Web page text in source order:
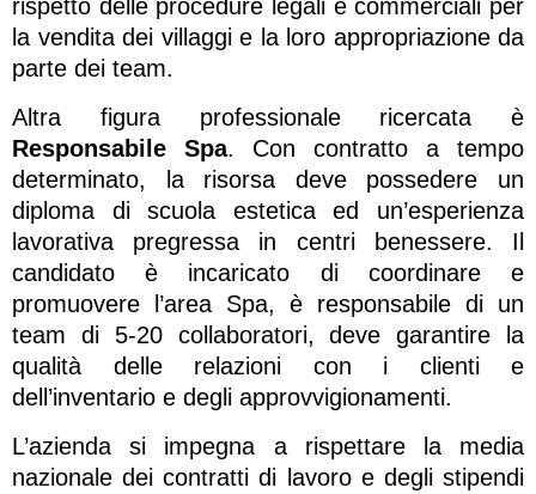
rispetto delle procedure legali e commerciali per
la vendita dei villaggi e la loro appropriazione da
parte dei team.
Altra figura professionale ricercata è
Responsabile Spa. Con contratto a tempo
determinato, la risorsa deve possedere un
diploma di scuola estetica ed un’esperienza
lavorativa pregressa in centri benessere. Il
candidato è incaricato di coordinare e
promuovere l’area Spa, è responsabile di un
team di 5-20 collaboratori, deve garantire la
qualità delle relazioni con i clienti e
dell’inventario e degli approvvigionamenti.
L’azienda si impegna a rispettare la media
nazionale dei contratti di lavoro e degli stipendi